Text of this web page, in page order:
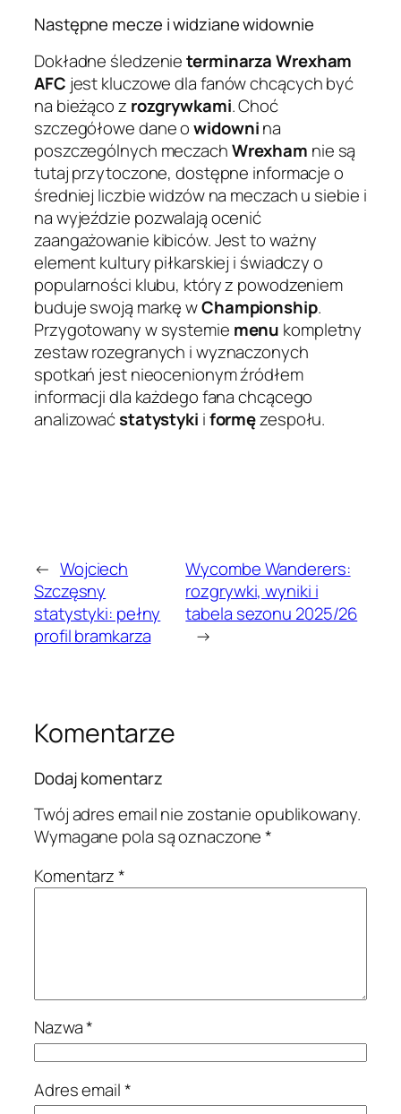
Następne mecze i widziane widownie
Dokładne śledzenieterminarzaWrexham
AFC jest kluczowe dla fanów chcących być
na bieżąco z rozgrywkami. Choć
szczegółowe dane owidownina
poszczególnych meczachWrexham nie są
tutaj przytoczone, dostępne informacje o
średniej liczbie widzów na meczach u siebie i
na wyjeździe pozwalają ocenić
zaangażowanie kibiców. Jest to ważny
element kultury piłkarskiej i świadczy o
popularności klubu, który z powodzeniem
buduje swoją markę wChampionship.
Przygotowany w systemie menu kompletny
zestaw rozegranych i wyznaczonych
spotkań jest nieocenionym źródłem
informacji dla każdego fana chcącego
analizowaćstatystyki iformęzespołu.
← Wojciech
Szczęsny
statystyki: pełny
profil bramkarza
Wycombe Wanderers:
rozgrywki, wyniki i
tabela sezonu 2025/26
→
Komentarze
Dodaj komentarz
Twój adres email nie zostanie opublikowany.
Wymagane pola są oznaczone*
Komentarz*
Nazwa*
Adres email*